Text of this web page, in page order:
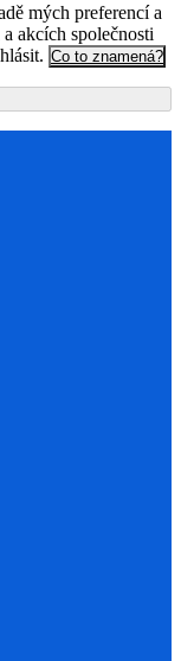
mých preferencí a
akcích společnosti
Co to znamená?